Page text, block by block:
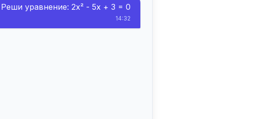
Реши уравнение: 2x² - 5x + 3 = 0
14:32